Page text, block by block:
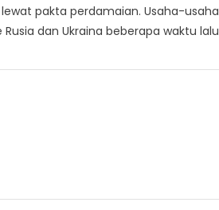
pakta perdamaian. Usaha-
dan Ukraina beberapa waktu